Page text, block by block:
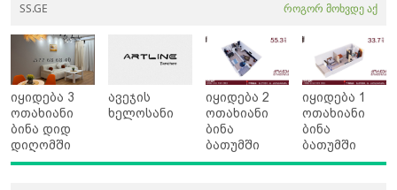
SS.GE როგორ მოხვდე აქ
იყიდება 3
ოთახიანი
ბინა დიდ
დიღომში
ავეჯის
ხელოსანი
იყიდება 2
ოთახიანი
ბინა
ბათუმში
იყიდება 1
ოთახიანი
ბინა
ბათუმში